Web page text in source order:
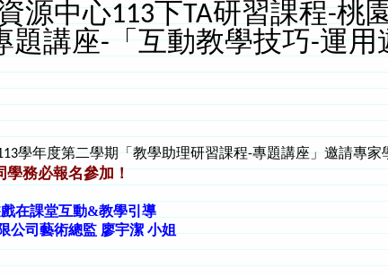
源中心113下TA研習課程-桃
題講座-「互動教學技巧-運
學年度第二學期「教學助理研習課程-專題講座」邀請專
學務必報名參加！
在課堂互動&教學引導
公司藝術總監 廖宇潔 小姐